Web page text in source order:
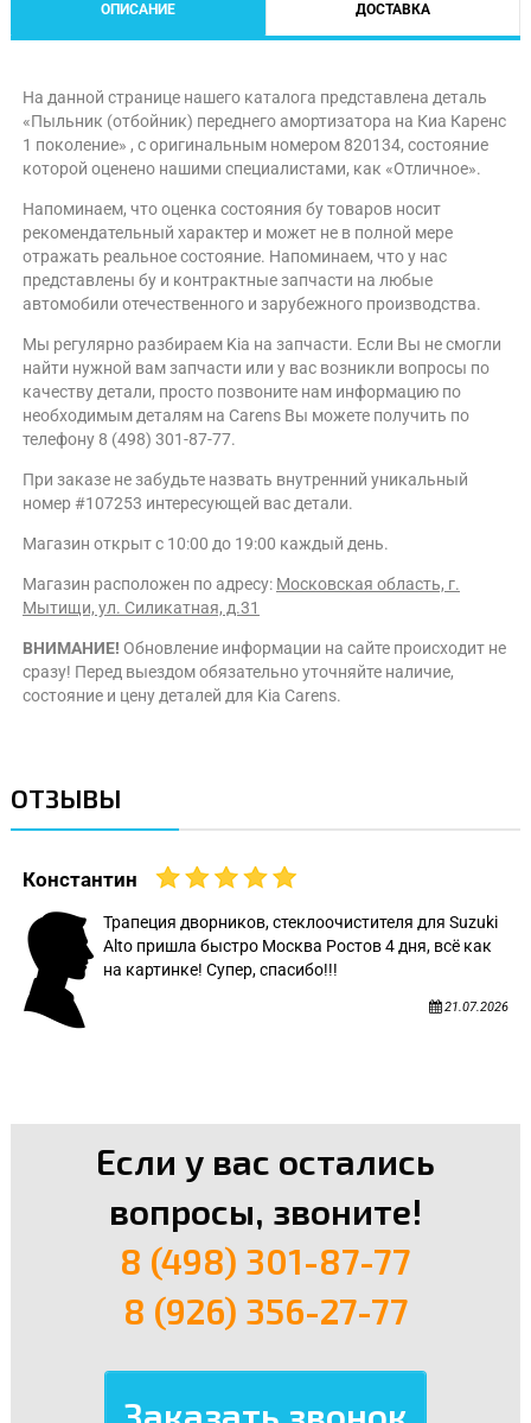
ОПИСАНИЕ ДОСТАВКА
На данной странице нашего каталога представлена деталь
«Пыльник (отбойник) переднего амортизатора на Киа Каренс
1 поколение» , с оригинальным номером 820134, состояние
которой оценено нашими специалистами, как «Отличное».
Напоминаем, что оценка состояния бу товаров носит
рекомендательный характер и может не в полной мере
отражать реальное состояние. Напоминаем, что у нас
представлены бу и контрактные запчасти на любые
автомобили отечественного и зарубежного производства.
Мы регулярно разбираем Kia на запчасти. Если Вы не смогли
найти нужной вам запчасти или у вас возникли вопросы по
качеству детали, просто позвоните нам информацию по
необходимым деталям на Carens Вы можете получить по
телефону 8 (498) 301-87-77.
При заказе не забудьте назвать внутренний уникальный
номер #107253 интересующей вас детали.
Магазин открыт с 10:00 до 19:00 каждый день.
Магазин расположен по адресу: Московская область, г.
Мытищи, ул. Силикатная, д.31
ВНИМАНИЕ! Обновление информации на сайте происходит не
сразу! Перед выездом обязательно уточняйте наличие,
состояние и цену деталей для Kia Carens.
ОТЗЫВЫ
Константин
Трапеция дворников, стеклоочистителя для Suzuki
Alto пришла быстро Москва Ростов 4 дня, всё как
на картинке! Супер, спасибо!!!
21.07.2026
Если у вас остались
вопросы, звоните!
8 (498) 301-87-77
8 (926) 356-27-77